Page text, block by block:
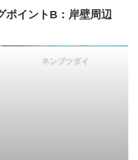
ポイントB：岸壁周辺
ネンブツダイ